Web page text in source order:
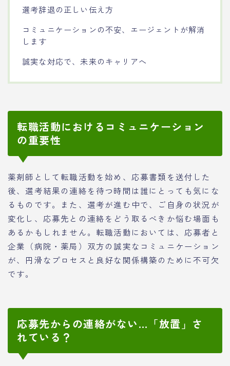
選考辞退の正しい伝え方
コミュニケーションの不安、エージェントが解消
します
誠実な対応で、未来のキャリアへ
転職活動におけるコミュニケーション
の重要性
薬剤師として転職活動を始め、応募書類を送付した
後、選考結果の連絡を待つ時間は誰にとっても気にな
るものです。また、選考が進む中で、ご自身の状況が
変化し、応募先との連絡をどう取るべきか悩む場面も
あるかもしれません。転職活動においては、応募者と
企業（病院・薬局）双方の誠実なコミュニケーション
が、円滑なプロセスと良好な関係構築のために不可欠
です。
応募先からの連絡がない…「放置」さ
れている？